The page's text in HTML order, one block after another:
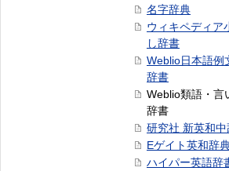
名字辞典
ウィキペディア
し辞書
Weblio日本語例
辞書
Weblio類語・言
辞書
研究社 新英和中
Eゲイト英和辞
ハイパー英語辞